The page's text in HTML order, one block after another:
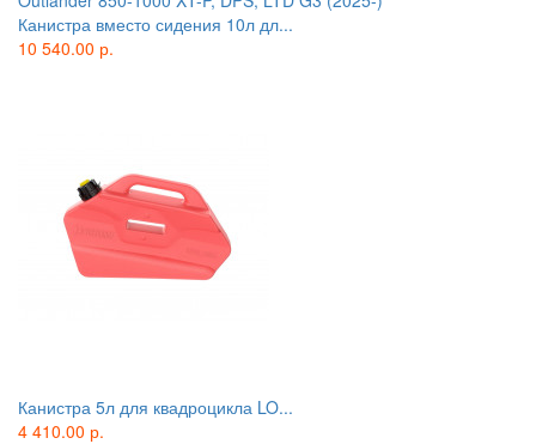
Канистра вместо сидения 10л дл...
10 540.00 р.
Канистра 5л для квадроцикла LO...
4 410.00 р.